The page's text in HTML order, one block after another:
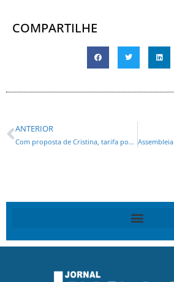
COMPARTILHE
ANTERIOR
Com proposta de Cristina, tarifa pode chegar a R$ 23 para moradores da periferia de Curitiba